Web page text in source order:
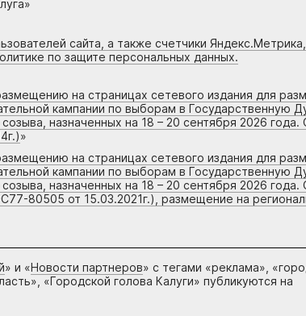
сайта, а также счетчики
по защите персональных данных.
на страницах сетевого издания для
кампании по выборам в Государственную
назначенных на 18 – 20 сентября 2026 года.
»
на страницах сетевого издания для
кампании по выборам в Государственную
назначенных на 18 – 20 сентября 2026 года.
80505 от 15.03.2021г.), размещение на
» и «Новости партнеров» с тегами «реклама»,
«Городской голова Калуги» публикуются на